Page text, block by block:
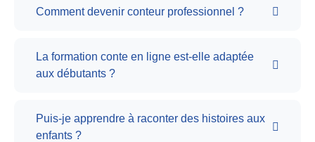
Comment devenir conteur professionnel ?
La formation conte en ligne est-elle adaptée
aux débutants ?
Puis-je apprendre à raconter des histoires aux
enfants ?